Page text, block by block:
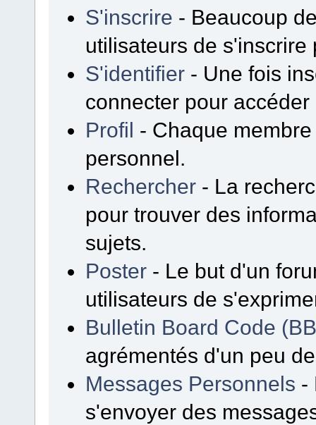
S'inscrire - Beaucoup
utilisateurs de
S'identifier - Une fois
connecter pour
Profil - Chaque
personnel.
Rechercher - La
pour trouver des
sujets.
Poster - Le but d'un
utilisateurs de
Bulletin Board Code
agrémentés d'un peu
Messages Personnels -
s'envoyer des